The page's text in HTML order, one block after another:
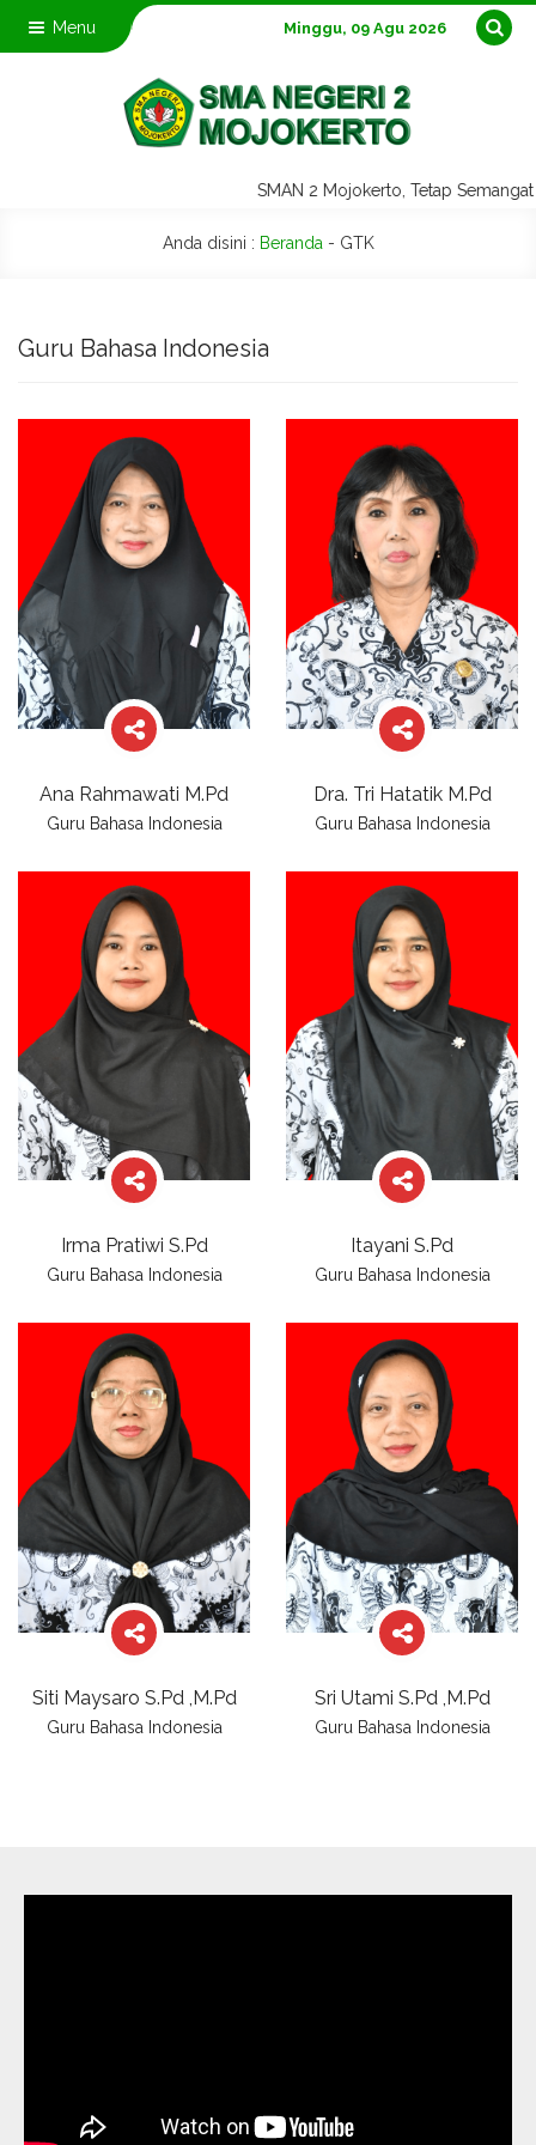
Menu Minggu, 09 Agu 2026
SMAN 2 Mojokerto, Tetap
Anda disini : Beranda - GTK
Guru Bahasa Indonesia
Ana Rahmawati M.Pd
Guru Bahasa Indonesia
Dra. Tri Hatatik M.Pd
Guru Bahasa Indonesia
Irma Pratiwi S.Pd
Guru Bahasa Indonesia
Itayani S.Pd
Guru Bahasa Indonesia
Siti Maysaro S.Pd ,M.Pd
Guru Bahasa Indonesia
Sri Utami S.Pd ,M.Pd
Guru Bahasa Indonesia